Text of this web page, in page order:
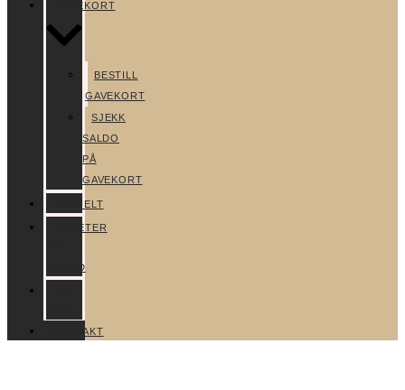
GAVEKORT
BESTILL
GAVEKORT
SJEKK
SALDO
PÅ
GAVEKORT
AKTUELT
NYHETER
TILBUD
KONTAKT